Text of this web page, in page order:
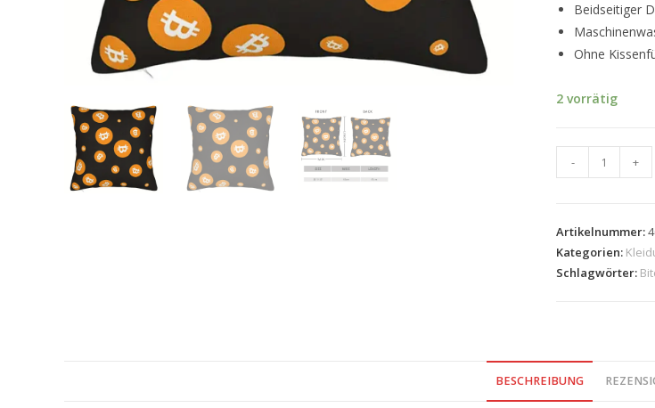
Beidseitiger
Ohne
2 vorrätig
- +
Artikelnummer:
Kategorien:
Schlagwörter:
BESCHREIBUNG